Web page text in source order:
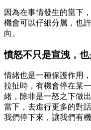
因為在事情發生的當下
機會可以仔細分層，也
向。
憤怒不只是宣洩，
情緒也是一種保護作用
拉扯時，有機會停在某
緒，除非是一怒之下做
當下，去進行更多的對
我們停下來，讓我們有